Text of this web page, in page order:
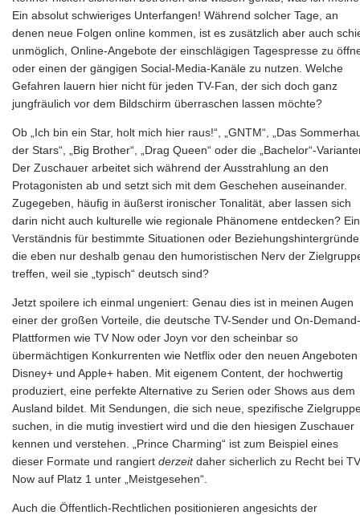
Ein absolut schwieriges Unterfangen! Während solcher Tage, an
denen neue Folgen online kommen, ist es zusätzlich aber auch
unmöglich, Online-Angebote der einschlägigen Tagespresse zu
oder einen der gängigen Social-Media-Kanäle zu nutzen. Welche
Gefahren lauern hier nicht für jeden TV-Fan, der sich doch ganz
jungfräulich vor dem Bildschirm überraschen lassen möchte?
Ob „Ich bin ein Star, holt mich hier raus!“, „GNTM“, „Das
der Stars“, „Big Brother“, „Drag Queen“ oder die „Bachelor“-
Der Zuschauer arbeitet sich während der Ausstrahlung an den
Protagonisten ab und setzt sich mit dem Geschehen auseinander.
Zugegeben, häufig in äußerst ironischer Tonalität, aber lassen sich
darin nicht auch kulturelle wie regionale Phänomene entdecken? Ein
Verständnis für bestimmte Situationen oder
die eben nur deshalb genau den humoristischen Nerv der
treffen, weil sie „typisch“ deutsch sind?
Jetzt spoilere ich einmal ungeniert: Genau dies ist in meinen Augen
einer der großen Vorteile, die deutsche TV-Sender und On-Demand-
Plattformen wie TV Now oder Joyn vor den scheinbar so
übermächtigen Konkurrenten wie Netflix oder den neuen Angeboten
Disney+ und Apple+ haben. Mit eigenem Content, der hochwertig
produziert, eine perfekte Alternative zu Serien oder Shows aus dem
Ausland bildet. Mit Sendungen, die sich neue, spezifische
suchen, in die mutig investiert wird und die den hiesigen Zuschauer
kennen und verstehen. „Prince Charming“ ist zum Beispiel eines
dieser Formate und rangiert derzeitdaher sicherlich zu Recht bei TV
Now auf Platz 1 unter „Meistgesehen“.
Auch die Öffentlich-Rechtlichen positionieren angesichts der